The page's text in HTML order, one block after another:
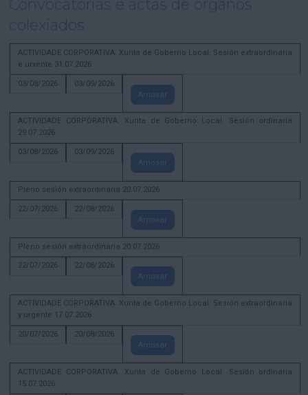
Convocatorias e actas de órganos
colexiados
ACTIVIDADE CORPORATIVA. Xunta de Goberno Local. Sesión extraordinaria
e urxente 31.07.2026
03/08/2026
03/09/2026
Amosar
ACTIVIDADE CORPORATIVA. Xunta de Goberno Local. Sesión ordinaria
29.07.2026
03/08/2026
03/09/2026
Amosar
Pleno sesión extraordinaria 20.07.2026
22/07/2026
22/08/2026
Amosar
Pleno sesión extraordinaria 20.07.2026
22/07/2026
22/08/2026
Amosar
ACTIVIDADE CORPORATIVA. Xunta de Goberno Local. Sesión extraordinaria
y urgente 17.07.2026
20/07/2026
20/08/2026
Amosar
ACTIVIDADE CORPORATIVA. Xunta de Goberno Local. Sesión ordinaria
15.07.2026